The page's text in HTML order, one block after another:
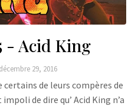
- Acid King
décembre 29, 2016
certains de leurs compères de
de dire qu’ Acid King n’a